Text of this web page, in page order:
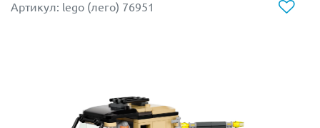
Отправьтесь в увлекательное приключение в мир
Артикул: lego (лего) 76951